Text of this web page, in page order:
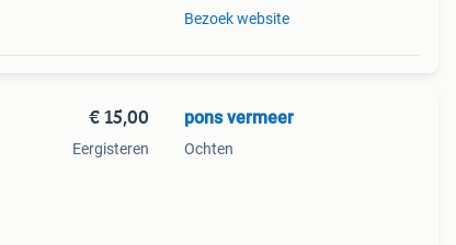
Bezoek website
€ 15,00
Eergisteren
pons vermeer
Ochten